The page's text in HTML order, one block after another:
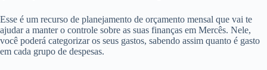
Esse é um recurso de planejamento de orçamento mensal que vai te
ajudar a manter o controle sobre as suas finanças em Mercês. Nele,
você poderá categorizar os seus gastos, sabendo assim quanto é gasto
em cada grupo de despesas.